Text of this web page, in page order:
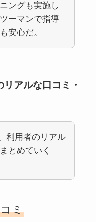
ングも実施し
ーマンで指導
安心だ。
アルな口コミ・
利用者のリアル
とめていく
ミ